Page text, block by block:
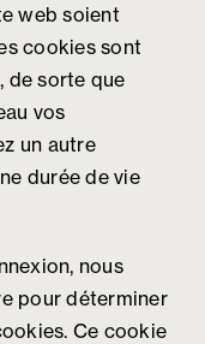
web soient
cookies sont
de sorte que
vos
un autre
durée de vie
nous
pour déterminer
Ce cookie